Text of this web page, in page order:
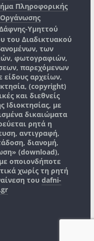
Πληροφορικής
Υμηττού
του Διαδικτυακού
των
φωτογραφιών,
παρεχόμενων
είδους αρχείων,
(copyright)
και διεθνείς
Ιδιοκτησίας, με
δικαιώματα
ρητά η
αντιγραφή,
διανομή,
(download),
οποιονδήποτε
χωρίς τη ρητή
του dafni-